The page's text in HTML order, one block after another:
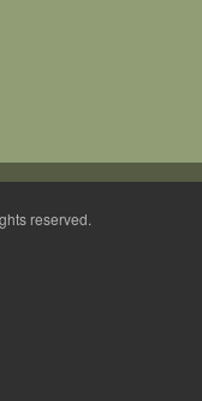
reserved.